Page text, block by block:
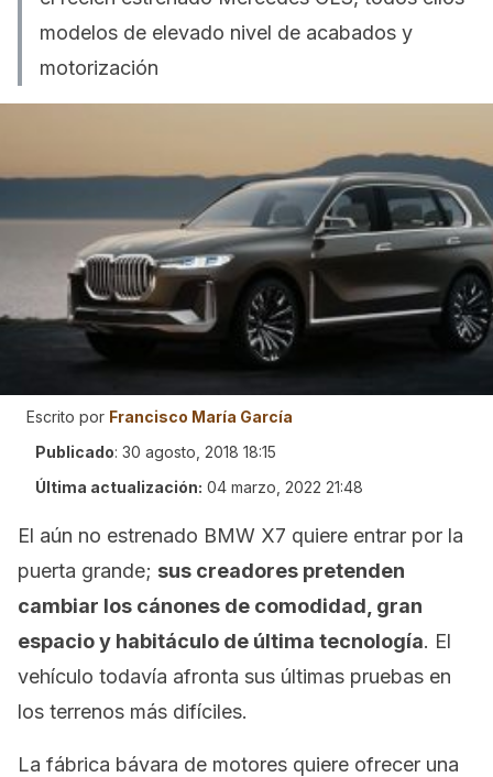
modelos de elevado nivel de acabados y
motorización
Escrito por Francisco María García
Publicado: 30 agosto, 2018 18:15
Última actualización: 04 marzo, 2022 21:48
El aún no estrenado BMW X7 quiere entrar por la
puerta grande; sus creadores pretenden
cambiar los cánones de comodidad, gran
espacio y habitáculo de última tecnología. El
vehículo todavía afronta sus últimas pruebas en
los terrenos más difíciles.
La fábrica bávara de motores quiere ofrecer una